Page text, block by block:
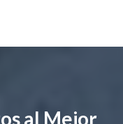
al Mejor